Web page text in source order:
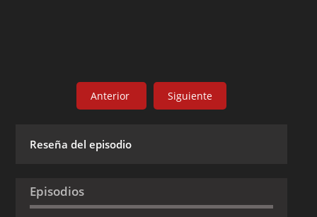
Anterior Siguiente
Reseña del episodio
Episodios